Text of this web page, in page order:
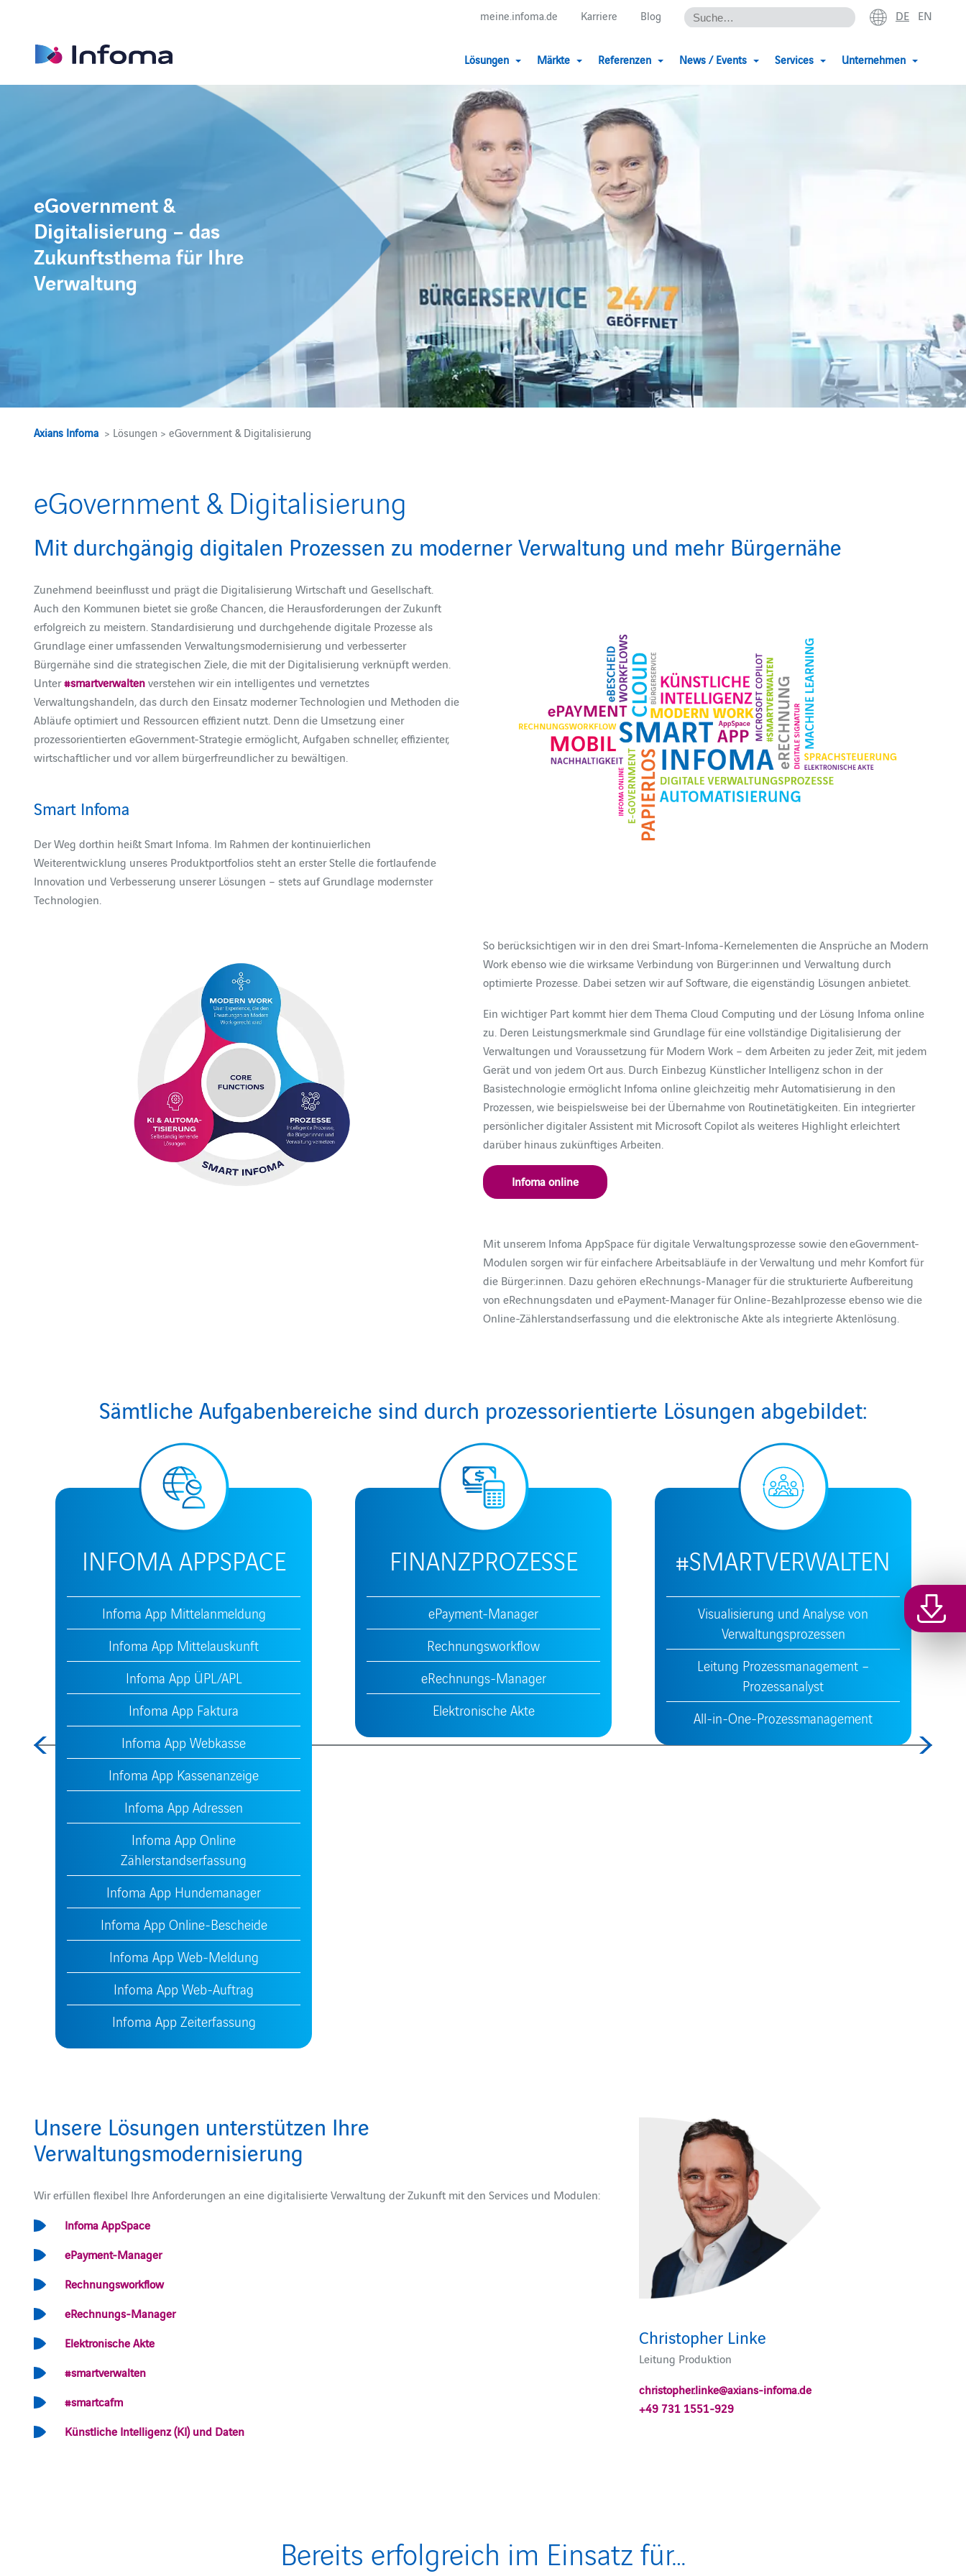
meine.infoma.de Karriere Blog DE EN
Lösungen Märkte Referenzen News / Events Services Unternehmen
eGovernment &
Digitalisierung – das
Zukunftsthema für Ihre
Verwaltung
Axians Infoma > Lösungen > eGovernment & Digitalisierung
eGovernment & Digitalisierung
Mit durchgängig digitalen Prozessen zu moderner Verwaltung und mehr Bürgernähe
Zunehmend beeinflusst und prägt die Digitalisierung Wirtschaft und Gesellschaft.
Auch den Kommunen bietet sie große Chancen, die Herausforderungen der Zukunft
erfolgreich zu meistern. Standardisierung und durchgehende digitale Prozesse als
Grundlage einer umfassenden Verwaltungsmodernisierung und verbesserter
Bürgernähe sind die strategischen Ziele, die mit der Digitalisierung verknüpft werden.
Unter#smartverwaltenverstehen wir ein intelligentes und vernetztes
Verwaltungshandeln, das durch den Einsatz moderner Technologien und Methoden die
Abläufe optimiert und Ressourcen effizient nutzt. Denn die Umsetzung einer
prozessorientierten eGovernment-Strategie ermöglicht, Aufgaben schneller, effizienter,
wirtschaftlicher und vor allem bürgerfreundlicher zu bewältigen.
Smart Infoma
Der Weg dorthin heißt Smart Infoma. Im Rahmen der kontinuierlichen
Weiterentwicklung unseres Produktportfolios steht an erster Stelle die fortlaufende
Innovation und Verbesserung unserer Lösungen – stets auf Grundlage modernster
Technologien.
So berücksichtigen wir in den drei Smart-Infoma-Kernelementen die Ansprüche an Modern
Work ebenso wie die wirksame Verbindung von Bürger:innen und Verwaltung durch
optimierte Prozesse. Dabei setzen wir auf Software, die eigenständig Lösungen anbietet.
Ein wichtiger Part kommt hier dem Thema Cloud Computing und der Lösung Infoma online
zu. Deren Leistungsmerkmale sind Grundlage für eine vollständige Digitalisierung der
Verwaltungen und Voraussetzung für Modern Work – dem Arbeiten zu jeder Zeit, mit jedem
Gerät und von jedem Ort aus. Durch Einbezug Künstlicher Intelligenz schon in der
Basistechnologie ermöglicht Infoma online gleichzeitig mehr Automatisierung in den
Prozessen, wie beispielsweise bei der Übernahme von Routinetätigkeiten. Ein integrierter
persönlicher digitaler Assistent mit Microsoft Copilot als weiteres Highlight erleichtert
darüber hinaus zukünftiges Arbeiten.
Infoma online
Mit unserem Infoma AppSpace für digitale Verwaltungsprozesse sowie den eGovernment-
Modulen sorgen wir für einfachere Arbeitsabläufe in der Verwaltung und mehr Komfort für
die Bürger:innen. Dazu gehören eRechnungs-Manager für die strukturierte Aufbereitung
von eRechnungsdaten und ePayment-Manager für Online-Bezahlprozesse ebenso wie die
Online-Zählerstandserfassung und die elektronische Akte als integrierte Aktenlösung.
Sämtliche Aufgabenbereiche sind durch prozessorientierte Lösungen abgebildet:
INFOMA APPSPACE
Infoma App Mittelanmeldung
Infoma App Mittelauskunft
Infoma App ÜPL/APL
Infoma App Faktura
Infoma App Webkasse
Infoma App Kassenanzeige
Infoma App Adressen
Infoma App Online
Zählerstandserfassung
Infoma App Hundemanager
Infoma App Online-Bescheide
Infoma App Web-Meldung
Infoma App Web-Auftrag
Infoma App Zeiterfassung
FINANZPROZESSE
ePayment-Manager
Rechnungsworkflow
eRechnungs-Manager
Elektronische Akte
#SMARTVERWALTEN
Visualisierung und Analyse von
Verwaltungsprozessen
Leitung Prozessmanagement –
Prozessanalyst
All-in-One-Prozessmanagement
Unsere Lösungen unterstützen Ihre
Verwaltungsmodernisierung
Wir erfüllen flexibel Ihre Anforderungen an eine digitalisierte Verwaltung der Zukunft mit den Services und Modulen:
Infoma AppSpace
ePayment-Manager
Rechnungsworkflow
eRechnungs-Manager
Elektronische Akte
#smartverwalten
#smartcafm
Künstliche Intelligenz (KI) und Daten
Christopher Linke
Leitung Produktion
christopher.linke@axians-infoma.de
+49 731 1551-929
Bereits erfolgreich im Einsatz für…